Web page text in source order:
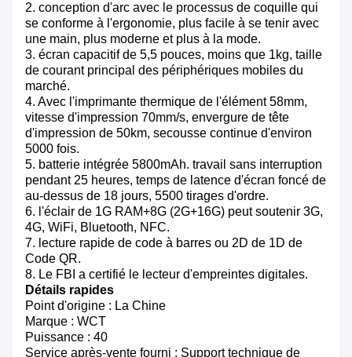
2. conception d'arc avec le processus de coquille qui
se conforme à l'ergonomie, plus facile à se tenir avec
une main, plus moderne et plus à la mode.
3. écran capacitif de 5,5 pouces, moins que 1kg, taille
de courant principal des périphériques mobiles du
marché.
4. Avec l'imprimante thermique de l'élément 58mm,
vitesse d'impression 70mm/s, envergure de tête
d'impression de 50km, secousse continue d'environ
5000 fois.
5. batterie intégrée 5800mAh. travail sans interruption
pendant 25 heures, temps de latence d'écran foncé de
au-dessus de 18 jours, 5500 tirages d'ordre.
6. l'éclair de 1G RAM+8G (2G+16G) peut soutenir 3G,
4G, WiFi, Bluetooth, NFC.
7. lecture rapide de code à barres ou 2D de 1D de
Code QR.
8. Le FBI a certifié le lecteur d'empreintes digitales.
Détails rapides
Point d'origine : La Chine
Marque : WCT
Puissance : 40
Service après-vente fourni : Support technique de